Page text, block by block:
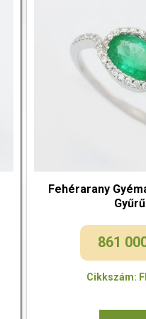
Fehérarany
Gyűrű
861
Cikkszám: